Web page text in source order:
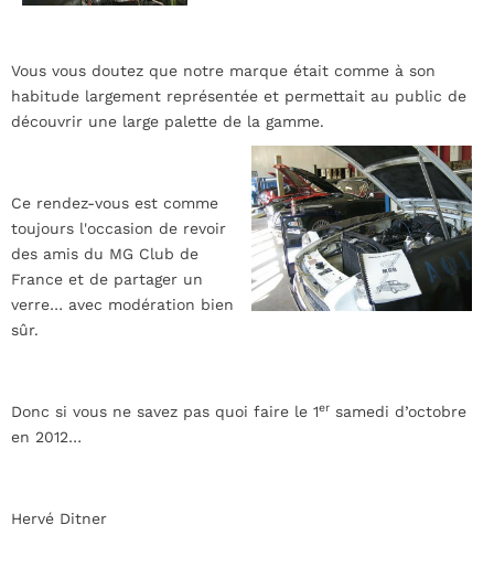
Vous vous doutez que notre marque était comme à son
habitude largement représentée et permettait au public de
découvrir une large palette de la gamme.
Ce rendez-vous est comme
toujours l'occasion de revoir
des amis du MG Club de
France et de partager un
verre… avec modération bien
sûr.
Donc si vous ne savez pas quoi faire le 1er samedi d’octobre
en 2012…
Hervé Ditner